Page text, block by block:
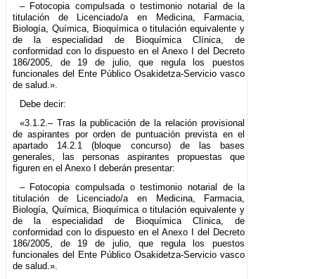
– Fotocopia compulsada o testimonio notarial de la
titulación de Licenciado/a en Medicina, Farmacia,
Biología, Química, Bioquímica o titulación equivalente y
de la especialidad de Bioquímica Clínica, de
conformidad con lo dispuesto en el Anexo I del Decreto
186/2005, de 19 de julio, que regula los puestos
funcionales del Ente Público Osakidetza-Servicio vasco
de salud.».
Debe decir:
«3.1.2.– Tras la publicación de la relación provisional
de aspirantes por orden de puntuación prevista en el
apartado 14.2.1 (bloque concurso) de las bases
generales, las personas aspirantes propuestas que
figuren en el Anexo I deberán presentar:
– Fotocopia compulsada o testimonio notarial de la
titulación de Licenciado/a en Medicina, Farmacia,
Biología, Química, Bioquímica o titulación equivalente y
de la especialidad de Bioquímica Clínica, de
conformidad con lo dispuesto en el Anexo I del Decreto
186/2005, de 19 de julio, que regula los puestos
funcionales del Ente Público Osakidetza-Servicio vasco
de salud.».